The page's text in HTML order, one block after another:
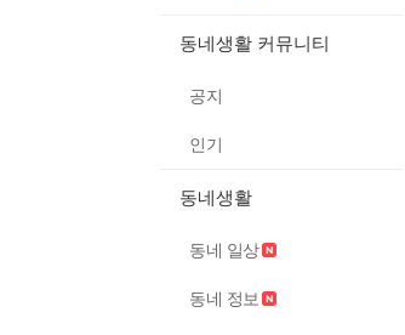
동네생활 커뮤니티
공지
인기
동네생활
동네 일상
동네 정보